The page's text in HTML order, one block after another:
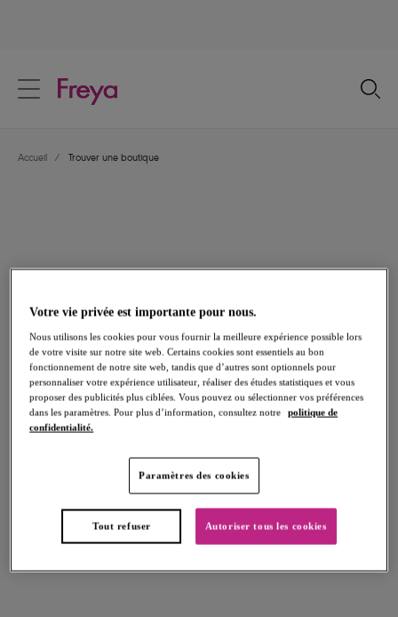
Votre pays
Accueil / Trouver une boutique
points de vente dans le monde entier. Rendez-vous en boutique et
gorge parfaitement ajusté, pour que vous vous sentiez sensationnelle.
Pour trouver la boutique la plus proche de chez vous, rien de plus
simple : veuillez saisir une adresse ci-dessous.
Pour trouver la boutique la plus proche,
TROUVER
Votre vie privée est importante pour nous.
Nous utilisons les cookies pour vous fournir la meilleure expérience possible lors
de votre visite sur notre site web. Certains cookies sont essentiels au bon
fonctionnement de notre site web, tandis que d’autres sont optionnels pour
personnaliser votre expérience utilisateur, réaliser des études statistiques et vous
proposer des publicités plus ciblées. Vous pouvez ou sélectionner vos préférences
dans les paramètres. Pour plus d’information, consultez notre
politique de
confidentialité.
Paramètres des cookies
Tout refuser Autoriser tous les cookies